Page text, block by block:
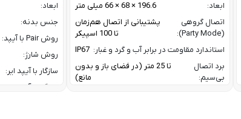
ابعاد:
196.6 × 68 × 66 میلی متر
اتصال گروهی
(Party Mode):
پشتیبانی از اتصال هم‌زمان
تا 100 اسپیکر
استاندارد مقاومت در برابر آب و گرد و غبار: IP67
برد اتصال
بی‌سیم:
تا 25 متر (در فضای باز و بدون
مانع)
ابعاد:
جنس بدنه:
روش Pair با آیپد:
روش شارژ:
سازگار با آیپد ایر:
سازگار با آیپد پرو: